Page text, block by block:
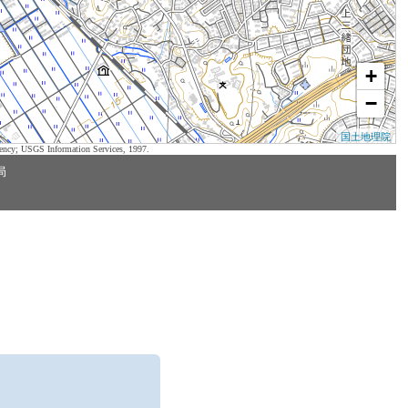
+
−
国土地理院
USGS Information Services, 1997.